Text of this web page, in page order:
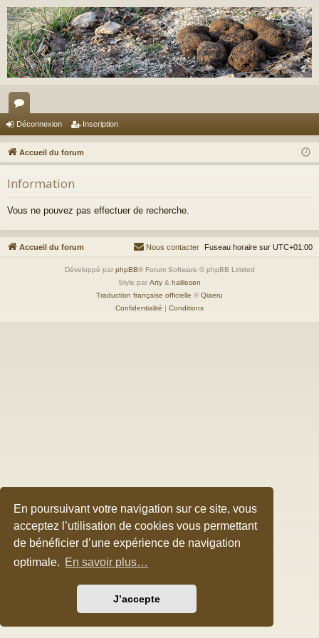
En poursuivant votre navigation sur ce site, vous
acceptez l’utilisation de cookies vous permettant
de bénéficier d’une expérience de navigation
optimale. En savoir plus…
J’accepte
or
u
m
s
Déconnexion Inscription
Accueil du forum
Information
Vous ne pouvez pas effectuer de recherche.
Accueil du forum Fuseau horaire sur UTC+01:00
Nous contacter
Développé par phpBB® Forum Software © phpBB Limited
Style par Arty & halilesen
Traduction française officielle © Qiaeru
Confidentialité | Conditions